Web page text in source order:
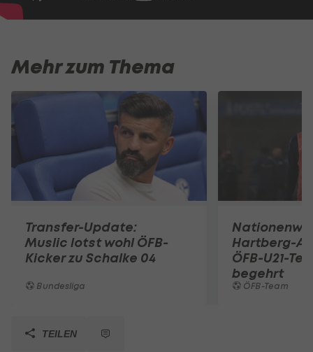
Mehr zum Thema
Transfer-Update:
Muslic lotst wohl ÖFB-
Kicker zu Schalke 04
Bundesliga
Hartberg-
ÖFB-U21-
begehrt
ÖFB-Team
TEILEN